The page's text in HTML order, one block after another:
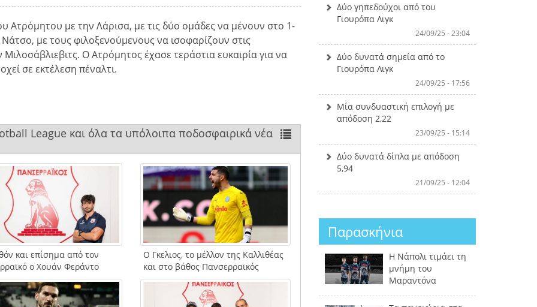
Ατρόμητου με την Λάρισα, με τις δύο ομάδες να μένουν στο 1-
με τους φιλοξενούμενους να ισοφαρίζουν στις
Ο Ατρόμητος έχασε τεράστια ευκαιρία για να
σε εκτέλεση πέναλτι.
League και όλα τα υπόλοιπα ποδοσφαιρικά νέα
και επίσημα από τον
ο Χουάν Φεράντο
Ο Γκελιος, το μέλλον της Καλλιθέας
και στο βάθος Πανσερραϊκός
Δύο γηπεδούχοι από του
Γιουρόπα Λιγκ
24/09/25 - 23:04
Δύο δυνατά σημεία από το
Γιουρόπα Λιγκ
24/09/25 - 17:56
Μία συνδυαστική επιλογή με
απόδοση 2,22
23/09/25 - 15:14
Δύο δυνατά δίπλα με απόδοση
5,94
21/09/25 - 12:04
Παρασκήνια
Η Νάπολι τιμάει τη
μνήμη του
Μαραντόνα